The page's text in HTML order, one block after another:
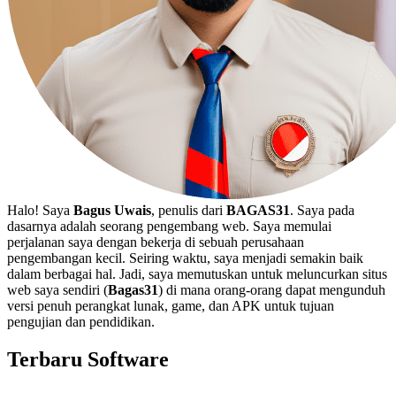
Halo! Saya Bagus Uwais, penulis dari BAGAS31. Saya pada
dasarnya adalah seorang pengembang web. Saya memulai
perjalanan saya dengan bekerja di sebuah perusahaan
pengembangan kecil. Seiring waktu, saya menjadi semakin baik
dalam berbagai hal. Jadi, saya memutuskan untuk meluncurkan situs
web saya sendiri (Bagas31) di mana orang-orang dapat mengunduh
versi penuh perangkat lunak, game, dan APK untuk tujuan
pengujian dan pendidikan.
Terbaru Software